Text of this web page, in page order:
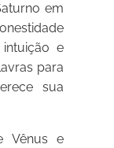
em
e
para
sua
Vênus e